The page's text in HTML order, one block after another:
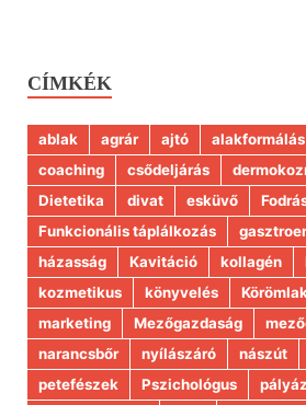
CÍMKÉK
ablak agrár ajtó alakformálás
coaching
csődeljárás
Dietetika
divat esküvő
Funkcionális táplálkozás
házasság
Kavitáció kollagén
kozmetikus
könyvelés
marketing
Mezőgazdaság
narancsbőr
nyílászáró nászút
petefészek
Pszichológus